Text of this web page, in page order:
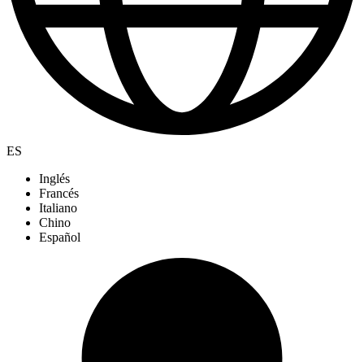
ES
Inglés
Francés
Italiano
Chino
Español